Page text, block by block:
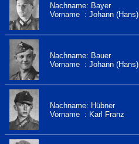
Nachname: Bayer
Vorname : Johann (Hans)
Nachname: Bauer
Vorname : Johann (Hans)
Nachname: Hübner
Vorname : Karl Franz